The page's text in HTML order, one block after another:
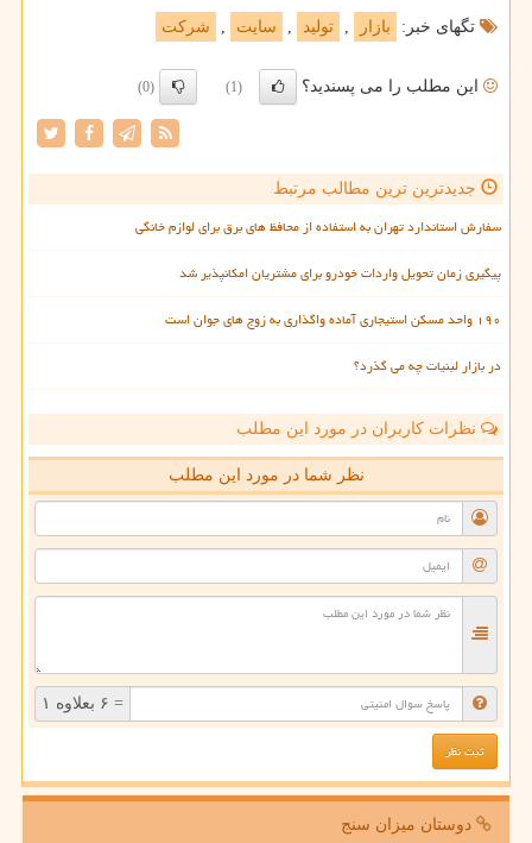
تگهای خبر: بازار تولید سایت شركت
این مطلب را می پسندید؟ (1)
(0)
جدیدترین ترین مطالب مرتبط
سفارش استاندارد تهران به استفاده از محافظ های برق برای لوازم خانگی
پیگیری زمان تحویل واردات خودرو برای مشتریان امکانپذیر شد
۱۹۰ واحد مسکن استیجاری آماده واگذاری به زوج های جوان است
در بازار لبنیات چه می گذرد؟
نظرات کاربران در مورد این مطلب
نظر شما در مورد این مطلب
= ۶ بعلاوه ۱
دوستان میزان سنج